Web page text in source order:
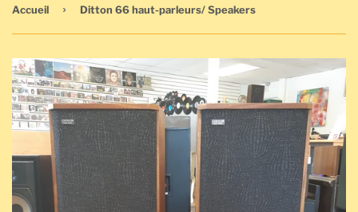
Accueil › Ditton 66 haut-parleurs/ Speakers